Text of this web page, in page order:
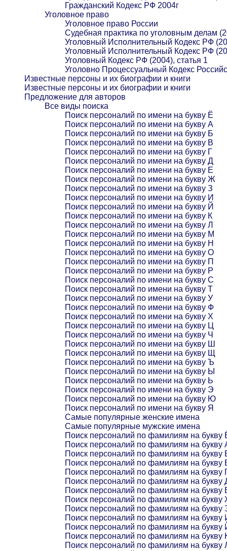
Гражданский Кодекс РФ 2004г
Уголовное право
Уголовное право России
Судебная практика по уголовным делам
Уголовный Исполнительный Кодекс РФ
Уголовный Исполнительный Кодекс РФ
Уголовный Кодекс РФ (2004), статья 1
Уголовно Процессуальный Кодекс
Известные персоны и их биографии и книги
Известные персоны и их биографии и книги
Предложение для авторов
Все виды поиска
Поиск персоналий по имени на букву Ё
Поиск персоналий по имени на букву А
Поиск персоналий по имени на букву Б
Поиск персоналий по имени на букву В
Поиск персоналий по имени на букву Г
Поиск персоналий по имени на букву Д
Поиск персоналий по имени на букву Е
Поиск персоналий по имени на букву Ж
Поиск персоналий по имени на букву З
Поиск персоналий по имени на букву И
Поиск персоналий по имени на букву Й
Поиск персоналий по имени на букву К
Поиск персоналий по имени на букву Л
Поиск персоналий по имени на букву М
Поиск персоналий по имени на букву Н
Поиск персоналий по имени на букву О
Поиск персоналий по имени на букву П
Поиск персоналий по имени на букву Р
Поиск персоналий по имени на букву С
Поиск персоналий по имени на букву Т
Поиск персоналий по имени на букву У
Поиск персоналий по имени на букву Ф
Поиск персоналий по имени на букву Х
Поиск персоналий по имени на букву Ц
Поиск персоналий по имени на букву Ч
Поиск персоналий по имени на букву Ш
Поиск персоналий по имени на букву Щ
Поиск персоналий по имени на букву Ъ
Поиск персоналий по имени на букву Ы
Поиск персоналий по имени на букву Ь
Поиск персоналий по имени на букву Э
Поиск персоналий по имени на букву Ю
Поиск персоналий по имени на букву Я
Самые популярные женские имена
Самые популярные мужские имена
Поиск персоналий по фамилиям на букву
Поиск персоналий по фамилиям на букву
Поиск персоналий по фамилиям на букву
Поиск персоналий по фамилиям на букву
Поиск персоналий по фамилиям на букву
Поиск персоналий по фамилиям на букву
Поиск персоналий по фамилиям на букву
Поиск персоналий по фамилиям на букву
Поиск персоналий по фамилиям на букву
Поиск персоналий по фамилиям на букву
Поиск персоналий по фамилиям на букву
Поиск персоналий по фамилиям на букву
Поиск персоналий по фамилиям на букву